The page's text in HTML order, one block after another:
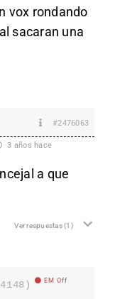
vox rondando
sacaran una
#2476063
3 años hace
a que
Ver respuestas(1)
EM Off